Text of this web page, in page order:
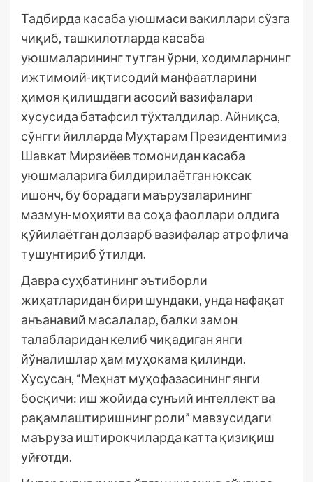
Тадбирда касаба уюшмаси вакиллари сўзга
чиқиб, ташкилотларда касаба
уюшмаларининг тутган ўрни, ходимларнинг
ижтимоий-иқтисодий манфаатларини
ҳимоя қилишдаги асосий вазифалари
хусусида батафсил тўхталдилар. Айниқса,
сўнгги йилларда Муҳтарам Президентимиз
Шавкат Мирзиёев томонидан касаба
уюшмаларига билдирилаётган юксак
ишонч, бу борадаги маърузаларининг
мазмун-моҳияти ва соҳа фаоллари олдига
қўйилаётган долзарб вазифалар атрофлича
тушунтириб ўтилди.
Давра суҳбатининг эътиборли
жиҳатларидан бири шундаки, унда нафақат
анъанавий масалалар, балки замон
талабларидан келиб чиқадиган янги
йўналишлар ҳам муҳокама қилинди.
Хусусан, “Меҳнат муҳофазасининг янги
босқичи: иш жойида сунъий интеллект ва
рақамлаштиришнинг роли” мавзусидаги
маъруза иштирокчиларда катта қизиқиш
уйғотди.